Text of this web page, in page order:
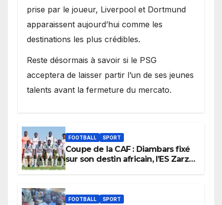
prise par le joueur, Liverpool et Dortmund
apparaissent aujourd’hui comme les
destinations les plus crédibles.
Reste désormais à savoir si le PSG
acceptera de laisser partir l’un de ses jeunes
talents avant la fermeture du mercato.
FOOTBALL SPORT
Coupe de la CAF : Diambars fixé
sur son destin africain, l’ES Zarzis
FOOTBALL SPORT